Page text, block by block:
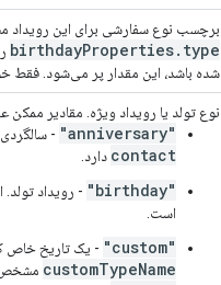
:
,
برچسب نوع سفارشی برای این
birthdayProperties. type
شده باشد، این مقدار پر می‌شود. فقط
نوع تولد یا رویداد ویژه. مقادیر ممکن
"anniversary"
-
contact دارد.
"birthday"
- رویداد
است.
"custom" - یک تاریخ خاص
customTypeName مشخص